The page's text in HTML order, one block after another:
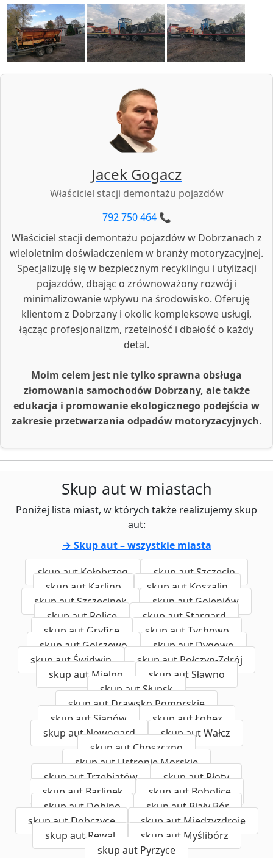
Jacek Gogacz
Właściciel stacji demontażu pojazdów
792 750 464 📞
Właściciel stacji demontażu pojazdów w Dobrzanach z
wieloletnim doświadczeniem w branży motoryzacyjnej.
Specjalizuję się w bezpiecznym recyklingu i utylizacji
pojazdów, dbając o zrównoważony rozwój i
minimalizowanie wpływu na środowisko. Oferuję
klientom z Dobrzany i okolic kompleksowe usługi,
łącząc profesjonalizm, rzetelność i dbałość o każdy
detal.
Moim celem jest nie tylko sprawna obsługa
złomowania samochodów Dobrzany, ale także
edukacja i promowanie ekologicznego podejścia w
zakresie przetwarzania odpadów motoryzacyjnych.
Skup aut w miastach
Poniżej lista miast, w których także realizujemy skup
aut:
→ Skup aut – wszystkie miasta
skup aut Kołobrzeg
skup aut Szczecin
skup aut Karlino
skup aut Koszalin
skup aut Szczecinek
skup aut Goleniów
skup aut Police
skup aut Stargard
skup aut Gryfice
skup aut Tychowo
skup aut Golczewo
skup aut Dygowo
skup aut Świdwin
skup aut Połczyn-Zdrój
skup aut Mielno
skup aut Sławno
skup aut Słupsk
skup aut Drawsko Pomorskie
skup aut Sianów
skup aut Łobez
skup aut Nowogard
skup aut Wałcz
skup aut Choszczno
skup aut Ustronie Morskie
skup aut Trzebiatów
skup aut Płoty
skup aut Barlinek
skup aut Bobolice
skup aut Dobino
skup aut Biały Bór
skup aut Dobczyce
skup aut Międzyzdroje
skup aut Rewal
skup aut Myślibórz
skup aut Pyrzyce